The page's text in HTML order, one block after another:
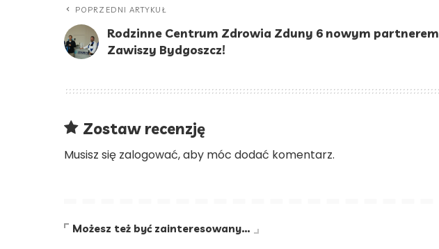
POPRZEDNI ARTYKUŁ
Rodzinne Centrum Zdrowia Zduny 6 nowym partnerem
Zawiszy Bydgoszcz!
Zostaw recenzję
Musisz się zalogować, aby móc dodać komentarz.
Możesz też być zainteresowany…